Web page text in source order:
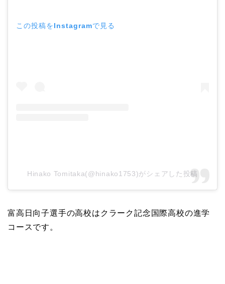
この投稿をInstagramで見る
Hinako Tomitaka(@hinako1753)がシェアした投稿
富高日向子選手の高校はクラーク記念国際高校の進学
コースです。